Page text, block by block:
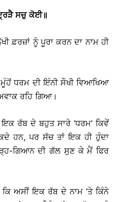
ਸਚੁ ਕੋਈ॥
ਫ਼ਰਜ਼ਾਂ ਨੂੰ ਪੂਰਾ ਕਰਨ ਦਾ ਨਾਮ ਹੀ
ਮੂੰਹੋਂ ਧਰਮ ਦੀ ਇੰਨੀ ਸੌਖੀ ਵਿਆਖਿਆ
ਰਹਿ ਗਿਆ।
ਰੱਬ ਦੇ ਬਹੁਤ ਸਾਰੇ ‘ਧਰਮ’ ਕਿਵੇਂ
ਹਨ, ਪਰ ਸੱਚ ਤਾਂ ਇਕ ਹੀ ਹੁੰਦਾ
ਗਿਆਨ ਦੀ ਗੱਲ ਸੁਣ ਕੇ ਮੈਂ ਫਿਰ
ਅਸੀਂ ਇਕ ਰੱਬ ਦੇ ਨਾਮ ’ਤੇ ਕਿੰਨੇ